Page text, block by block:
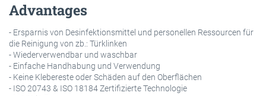
Advantages
- Ersparnis von Desinfektionsmittel und personellen Ressourcen für
die Reinigung von zb.: Türklinken
- Wiederverwendbar und waschbar
- Einfache Handhabung und Verwendung
- Keine Klebereste oder Schäden auf den Oberflächen
- ISO 20743 & ISO 18184 Zertifizierte Technologie